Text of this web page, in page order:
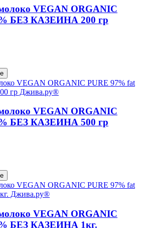
VEGAN ORGANIC
БЕЗ КАЗЕИНА 200 гр
VEGAN ORGANIC
БЕЗ КАЗЕИНА 500 гр
VEGAN ORGANIC
БЕЗ КАЗЕИНА 1кг.